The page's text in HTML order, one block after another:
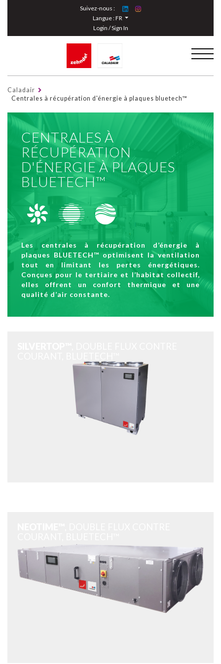
Suivez-nous :
Langue :FR
Login / Sign In
Caladair
Centrales à récupération d'énergie à plaques bluetech™
CENTRALES À
RÉCUPÉRATION
D'ÉNERGIE À PLAQUES
BLUETECH™
Les centrales à récupération d’énergie à
plaques BLUETECH™ optimisent la ventilation
tout en limitant les pertes énergétiques.
Conçues pour le tertiaire et l’habitat collectif,
elles offrent un confort thermique et une
qualité d’air constante.
Cookies management panel